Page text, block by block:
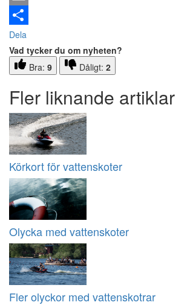
Email
Dela
Vad tycker du om nyheten?
Bra: 9 Dåligt: 2
Fler liknande artiklar
Körkort för vattenskoter
Olycka med vattenskoter
Fler olyckor med vattenskotrar